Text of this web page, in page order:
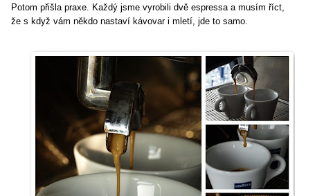
Potom přišla praxe. Každý jsme vyrobili dvě espressa a musím říct,
že s když vám někdo nastaví kávovar i mletí, jde to samo.